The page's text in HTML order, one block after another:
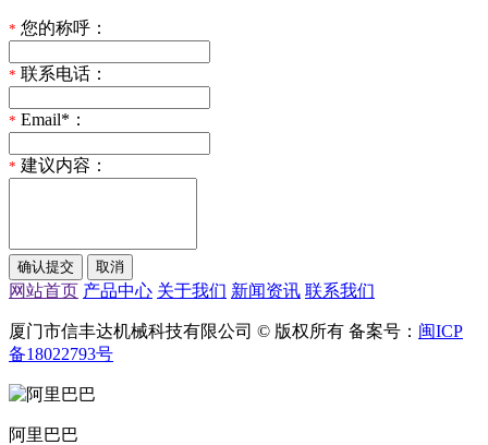
* 您的称呼：
* 联系电话：
* Email*：
* 建议内容：
网站首页 产品中心 关于我们 新闻资讯 联系我们
厦门市信丰达机械科技有限公司 © 版权所有 备案号： 闽ICP
备18022793号
阿里巴巴